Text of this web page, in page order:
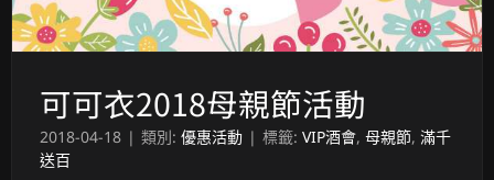
可可衣2018母親節活動
2018-04-18 | 類別: 優惠活動 | 標籤: VIP酒會, 母親節, 滿千
送百